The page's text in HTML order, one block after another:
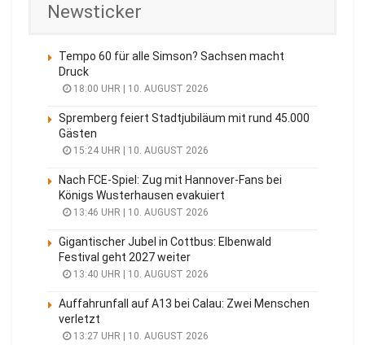
Newsticker
Tempo 60 für alle Simson? Sachsen macht
Druck
18:00 UHR | 10. AUGUST 2026
Spremberg feiert Stadtjubiläum mit rund 45.000
Gästen
15:24 UHR | 10. AUGUST 2026
Nach FCE-Spiel: Zug mit Hannover-Fans bei
Königs Wusterhausen evakuiert
13:46 UHR | 10. AUGUST 2026
Gigantischer Jubel in Cottbus: Elbenwald
Festival geht 2027 weiter
13:40 UHR | 10. AUGUST 2026
Auffahrunfall auf A13 bei Calau: Zwei Menschen
verletzt
13:27 UHR | 10. AUGUST 2026